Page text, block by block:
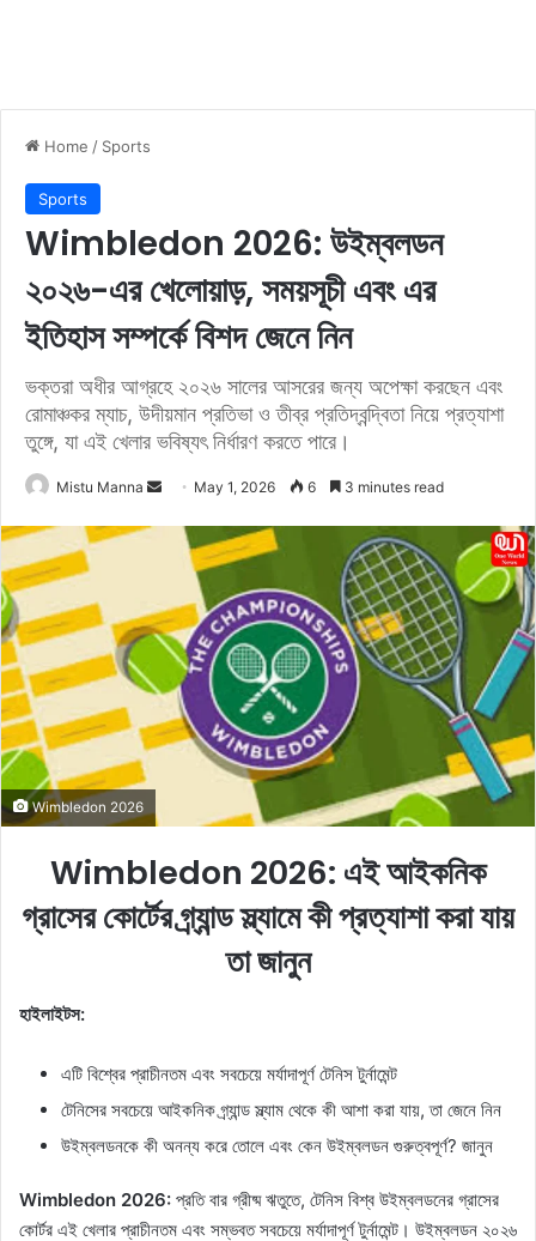
Home / Sports
Sports
Wimbledon 2026: উইম্বলডন
২০২৬-এর খেলোয়াড়, সময়সূচী এবং এর
ইতিহাস সম্পর্কে বিশদ জেনে নিন
ভক্তরা অধীর আগ্রহে ২০২৬ সালের আসরের জন্য অপেক্ষা করছেন এবং
রোমাঞ্চকর ম্যাচ, উদীয়মান প্রতিভা ও তীব্র প্রতিদ্বন্দ্বিতা নিয়ে প্রত্যাশা
তুঙ্গে, যা এই খেলার ভবিষ্যৎ নির্ধারণ করতে পারে।
Mistu Manna
n
e
m
a
i
May 1, 2026 6 3 minutes read
Wimbledon 2026
Wimbledon 2026: এই আইকনিক
গ্রাসের কোর্টের গ্র্যান্ড স্ল্যামে কী প্রত্যাশা করা যায়
তা জানুন
হাইলাইটস:
এটি বিশ্বের প্রাচীনতম এবং সবচেয়ে মর্যাদাপূর্ণ টেনিস টুর্নামেন্ট
টেনিসের সবচেয়ে আইকনিক গ্র্যান্ড স্ল্যাম থেকে কী আশা করা যায়, তা জেনে নিন
উইম্বলডনকে কী অনন্য করে তোলে এবং কেন উইম্বলডন গুরুত্বপূর্ণ? জানুন
Wimbledon 2026: প্রতি বার গ্রীষ্ম ঋতুতে, টেনিস বিশ্ব উইম্বলডনের গ্রাসের
কোর্টর এই খেলার প্রাচীনতম এবং সম্ভবত সবচেয়ে মর্যাদাপূর্ণ টুর্নামেন্ট। উইম্বলডন ২০২৬